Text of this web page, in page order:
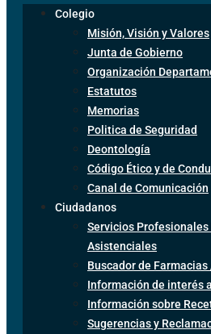
Colegio
Misión, Visión y Valores
Junta de Gobierno
Organización
Estatutos
Memorias
Politica de Seguridad
Deontología
Código Ético y de
Canal de Comunicación
Ciudadanos
Servicios
Asistenciales
Buscador de
Información de interés
Información sobre
Sugerencias y